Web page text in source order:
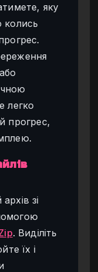
яку
колись
легко
прогрес,
зі
. Виділіть
їх і